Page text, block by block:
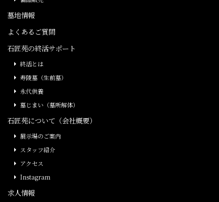
墓地情報
よくあるご質問
石匠苑の終活サポート
終活とは
寿陵墓（生前墓）
永代供養
墓じまい（墓所解体）
石匠苑について（会社概要）
展示場のご案内
スタッフ紹介
アクセス
Instagram
求人情報